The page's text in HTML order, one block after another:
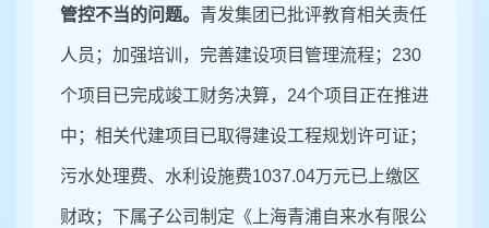
管控不当的问题。 青发集团已批评教育相关责任
人员；加强培训，完善建设项目管理流程； 230
个项目已完成竣工财务决算， 24个项目正在推进
中；相关代建项目已取得建设工程规划许可证；
污水处理费、水利设施费1037.04万元已上缴区
财政；下属子公司制定《上海青浦自来水有限公